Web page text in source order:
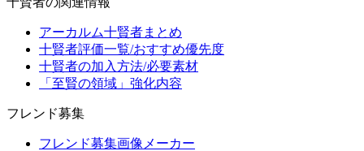
アーカルム十賢者まとめ
十賢者評価一覧/おすすめ優先度
十賢者の加入方法/必要素材
「至賢の領域」強化内容
フレンド募集
フレンド募集画像メーカー